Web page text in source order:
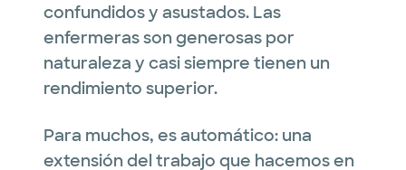
confundidos y asustados. Las
enfermeras son generosas por
naturaleza y casi siempre tienen un
rendimiento superior.
Para muchos, es automático: una
extensión del trabajo que hacemos en